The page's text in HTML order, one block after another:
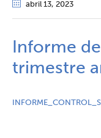
abril 13, 2023
Informe
trimestre